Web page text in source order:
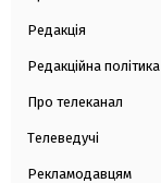
Редакція
Редакційна політика
Про телеканал
Телеведучі
Рекламодавцям